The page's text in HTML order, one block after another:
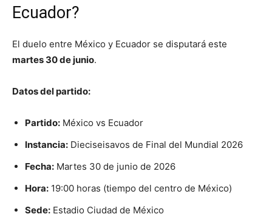
Ecuador?
El duelo entre México y Ecuador se disputará este
martes 30 de junio.
Datos del partido:
Partido: México vs Ecuador
Instancia: Dieciseisavos de Final del Mundial 2026
Fecha: Martes 30 de junio de 2026
Hora: 19:00 horas (tiempo del centro de México)
Sede: Estadio Ciudad de México